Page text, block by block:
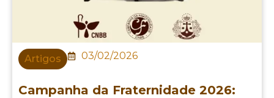
Artigos 03/02/2026
Campanha da Fraternidade 2026: